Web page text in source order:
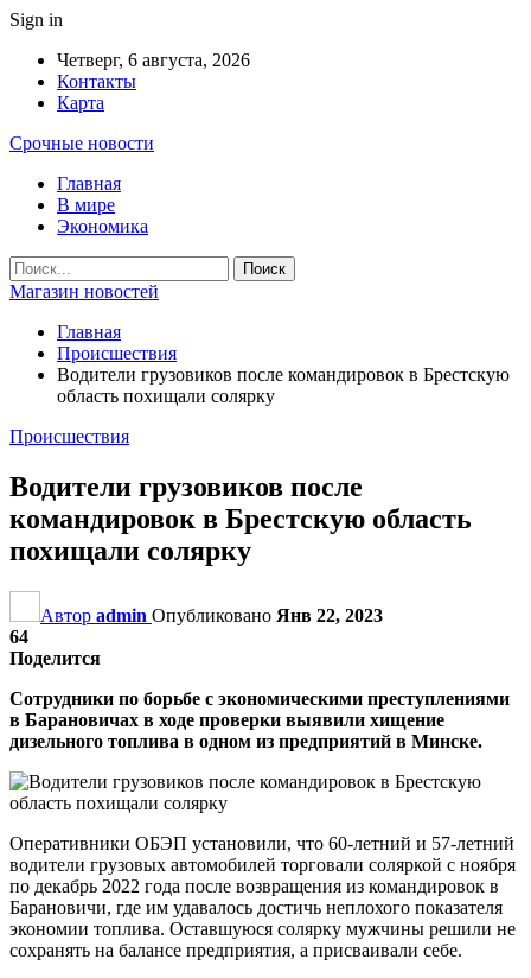
Sign in
Четверг, 6 августа, 2026
Контакты
Карта
Срочные новости
Главная
В мире
Экономика
Магазин новостей
Главная
Происшествия
Водители грузовиков после командировок в Брестскую
область похищали солярку
Происшествия
Водители грузовиков после
командировок в Брестскую область
похищали солярку
Автор admin Опубликовано Янв 22, 2023
64
Поделится
Сотрудники по борьбе с экономическими преступлениями
в Барановичах в ходе проверки выявили хищение
дизельного топлива в одном из предприятий в Минске.
Оперативники ОБЭП установили, что 60-летний и 57-летний
водители грузовых автомобилей торговали соляркой с ноября
по декабрь 2022 года после возвращения из командировок в
Барановичи, где им удавалось достичь неплохого показателя
экономии топлива. Оставшуюся солярку мужчины решили не
сохранять на балансе предприятия, а присваивали себе.